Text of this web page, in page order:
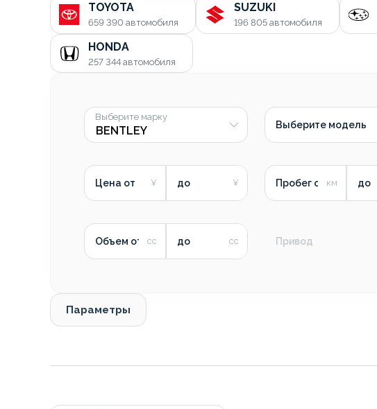
TOYOTA
659 390 автомобиля
SUZUKI
196 805 автомобиля
HONDA
257 344 автомобиля
Выберите марку
Выберите модель
Цена от до Пробег от до
Объем от до Привод
Параметры